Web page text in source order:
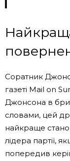
Соратник
газеті Mail on
Джонсона в
словами, цей
найкраще
лідера партії,
попередив